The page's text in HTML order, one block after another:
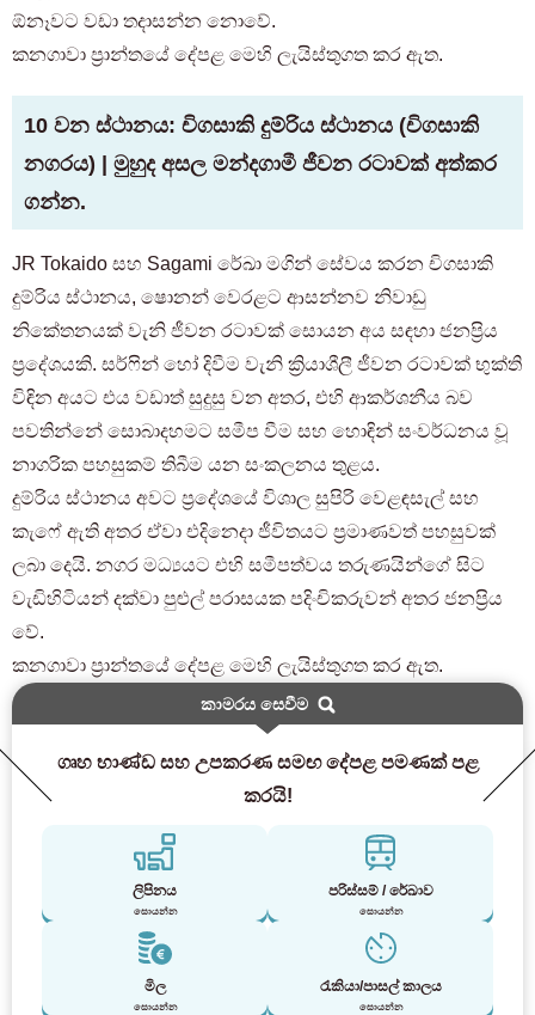
ඕනෑවට වඩා තදාසන්න නොවේ.
කනගාවා ප්‍රාන්තයේ දේපළ මෙහි ලැයිස්තුගත කර ඇත.
10 වන ස්ථානය: චිගසාකි දුම්රිය ස්ථානය (චිගසාකි
නගරය) | මුහුද අසල මන්දගාමී ජීවන රටාවක් අත්කර
ගන්න.
JR Tokaido සහ Sagami රේඛා මගින් සේවය කරන චිගසාකි
දුම්රිය ස්ථානය, ෂොනන් වෙරළට ආසන්නව නිවාඩු
නිකේතනයක් වැනි ජීවන රටාවක් සොයන අය සඳහා ජනප්‍රිය
ප්‍රදේශයකි. සර්ෆින් හෝ දිවීම වැනි ක්‍රියාශීලී ජීවන රටාවක් භුක්ති
විඳින අයට එය වඩාත් සුදුසු වන අතර, එහි ආකර්ශනීය බව
පවතින්නේ සොබාදහමට සමීප වීම සහ හොඳින් සංවර්ධනය වූ
නාගරික පහසුකම් තිබීම යන සංකලනය තුළය.
දුම්රිය ස්ථානය අවට ප්‍රදේශයේ විශාල සුපිරි වෙළඳසැල් සහ
කැෆේ ඇති අතර ඒවා එදිනෙදා ජීවිතයට ප්‍රමාණවත් පහසුවක්
ලබා දෙයි. නගර මධ්‍යයට එහි සමීපත්වය තරුණයින්ගේ සිට
වැඩිහිටියන් දක්වා පුළුල් පරාසයක පදිංචිකරුවන් අතර ජනප්‍රිය
වේ.
කනගාවා ප්‍රාන්තයේ දේපළ මෙහි ලැයිස්තුගත කර ඇත.
කාමරය සෙවීම
ගෘහ භාණ්ඩ සහ උපකරණ සමඟ දේපළ පමණක් පළ
කරයි!
ලිපිනය
සොයන්න
පරිස්සම් / රේඛාව
සොයන්න
මිල
සොයන්න
රැකියා/පාසල් කාලය
සොයන්න